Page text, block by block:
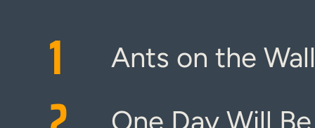
1 Ants on the Wall
One Day Will